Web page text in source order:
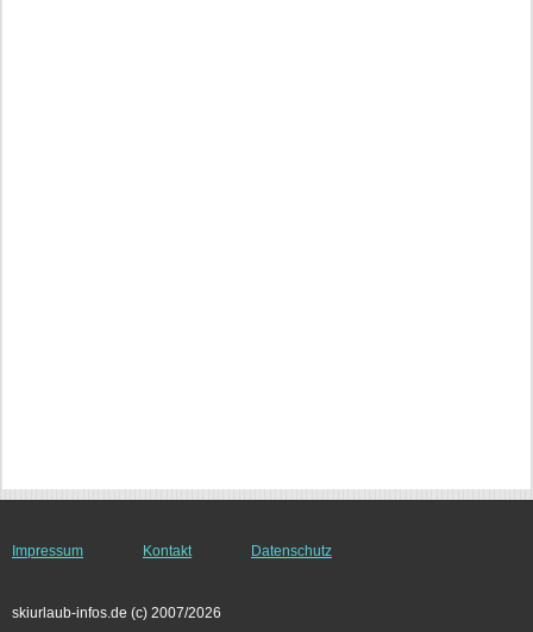
Impressum Kontakt Datenschutz
skiurlaub-infos.de (c) 2007/2026